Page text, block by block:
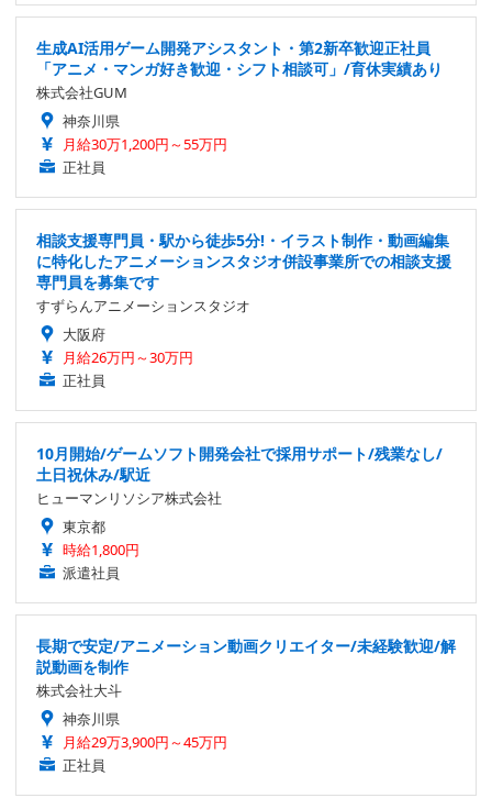
生成AI活用ゲーム開発アシスタント・第2新卒歓迎正社員
「アニメ・マンガ好き歓迎・シフト相談可」/育休実績あり
株式会社GUM
神奈川県
月給30万1,200円～55万円
正社員
相談支援専門員・駅から徒歩5分!・イラスト制作・動画編集
に特化したアニメーションスタジオ併設事業所での相談支援
専門員を募集です
すずらんアニメーションスタジオ
大阪府
月給26万円～30万円
正社員
10月開始/ゲームソフト開発会社で採用サポート/残業なし/
土日祝休み/駅近
ヒューマンリソシア株式会社
東京都
時給1,800円
派遣社員
長期で安定/アニメーション動画クリエイター/未経験歓迎/解
説動画を制作
株式会社大斗
神奈川県
月給29万3,900円～45万円
正社員